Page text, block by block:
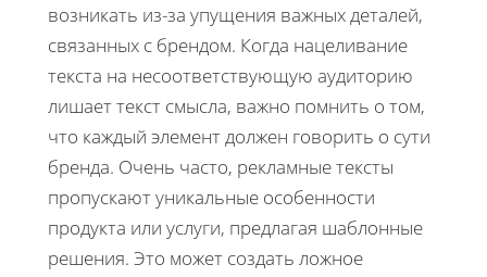
возникать из-за упущения важных деталей,
связанных с брендом. Когда нацеливание
текста на несоответствующую аудиторию
лишает текст смысла, важно помнить о том,
что каждый элемент должен говорить о сути
бренда. Очень часто, рекламные тексты
пропускают уникальные особенности
продукта или услуги, предлагая шаблонные
решения. Это может создать ложное